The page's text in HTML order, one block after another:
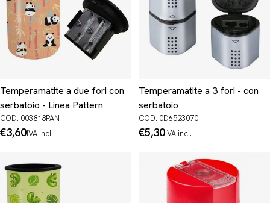
Temperamatite a due fori con
serbatoio - Linea Pattern
COD. 003818PAN
Prezzo
€3,60IVA incl.
Temperamatite a 3 fori - con
serbatoio
COD. 0D6523070
Prezzo
€5,30IVA incl.